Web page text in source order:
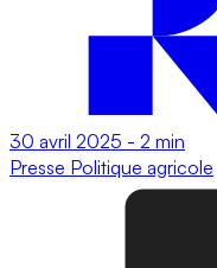
30 avril 2025 - 2 min
Presse Politique agricole